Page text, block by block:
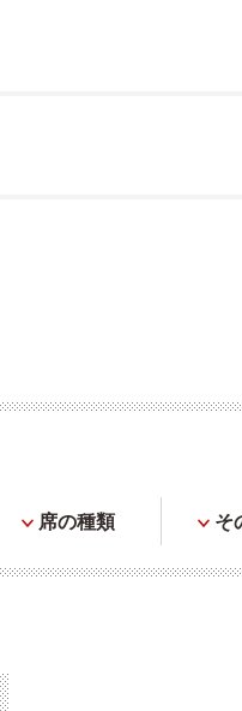
席の種類 そ